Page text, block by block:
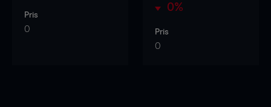
Pris
0
0%
Pris
0